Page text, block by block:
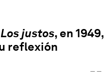
Los justos, en 1949,
reflexión